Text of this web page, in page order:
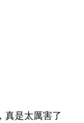
真是太厲害了